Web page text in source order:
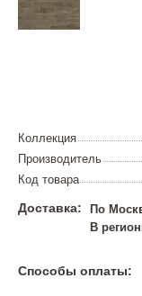
Коллекция
Производитель
Код товара
Доставка: По
В
Способы оплаты: